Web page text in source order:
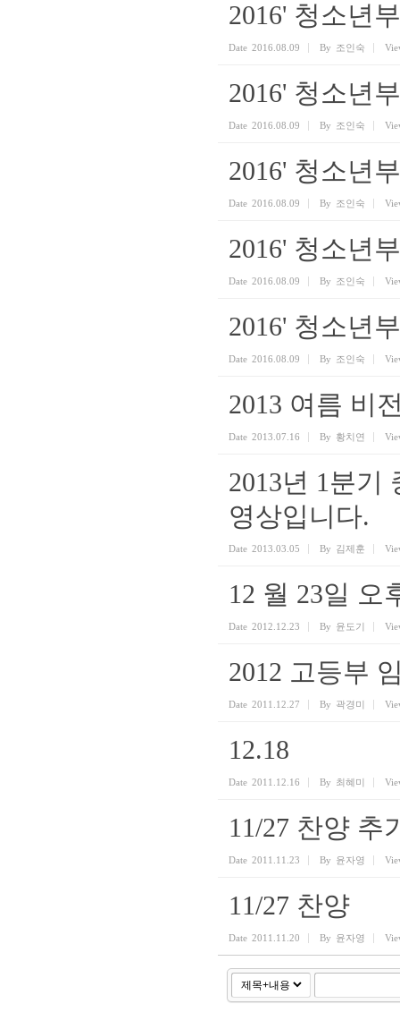
2016' 청소년
Date 2016.08.09 By 조인숙
2016' 청소년
Date 2016.08.09 By 조인숙
2016' 청소년
Date 2016.08.09 By 조인숙
2016' 청소년
Date 2016.08.09 By 조인숙
2016' 청소년
Date 2016.08.09 By 조인숙
2013 여름 비
Date 2013.07.16 By 황치연
2013년 1분기
영상입니다.
Date 2013.03.05 By 김제훈
12 월 23일 오
Date 2012.12.23 By 윤도기
2012 고등부
Date 2011.12.27 By 곽경미
12.18
Date 2011.12.16 By 최혜미
11/27 찬양 추
Date 2011.11.23 By 윤자영
11/27 찬양
Date 2011.11.20 By 윤자영